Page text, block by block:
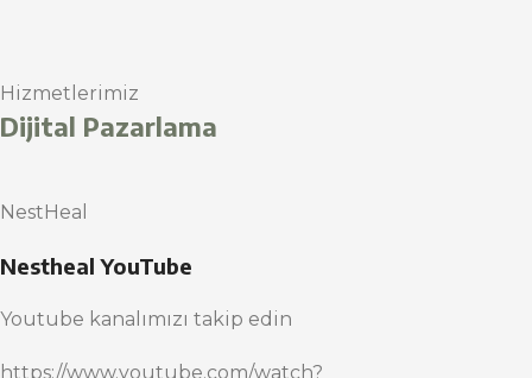
Hizmetlerimiz
Dijital Pazarlama
NestHeal
Nestheal YouTube
Youtube kanalımızı takip edin
https://www.youtube.com/watch?